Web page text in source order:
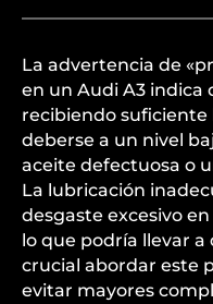
La advertencia de
en un Audi A3 indica
recibiendo suficiente
deberse a un nivel
aceite defectuosa o
La lubricación
desgaste excesivo
lo que podría llevar a
crucial abordar este
evitar mayores